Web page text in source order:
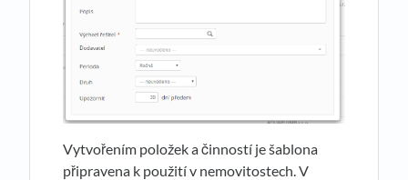
Vytvořením položek a činností je šablona
připravena k použití v nemovitostech. V